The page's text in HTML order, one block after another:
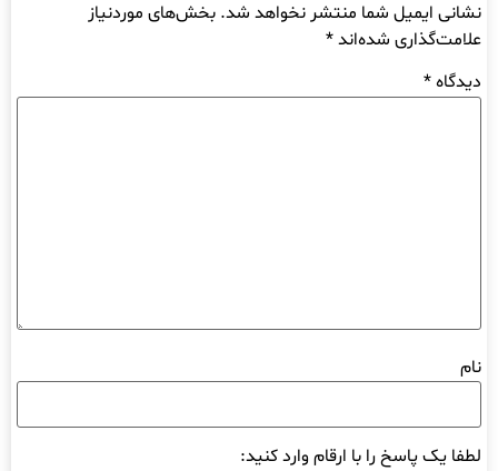
نشانی ایمیل شما منتشر نخواهد شد. بخش‌های موردنیاز
علامت‌گذاری شده‌اند*
دیدگاه*
نام
لطفا یک پاسخ را با ارقام وارد کنید: